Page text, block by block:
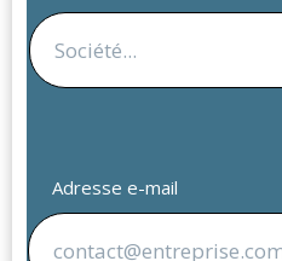
Adresse e-mail